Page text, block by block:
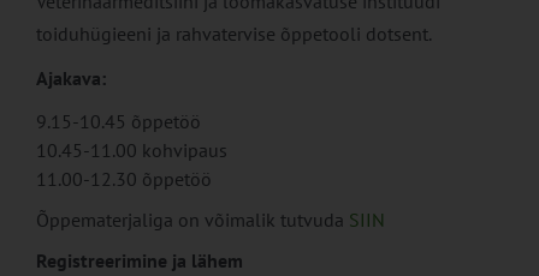
toiduhügieeni ja rahvatervise õppetooli dotsent.
Ajakava:
9.15-10.45 õppetöö
10.45-11.00 kohvipaus
11.00-12.30 õppetöö
Õppematerjaliga on võimalik tutvuda SIIN
Registreerimine ja lähem